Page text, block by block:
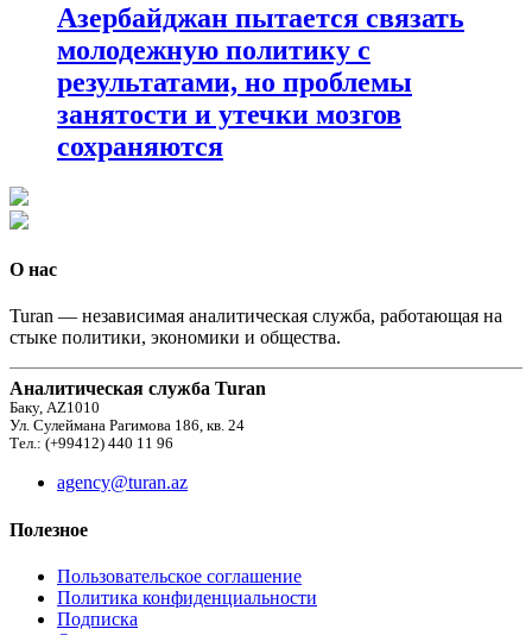
Азербайджан пытается связать
молодежную политику с
результатами, но проблемы
занятости и утечки мозгов
сохраняются
О нас
Turan — независимая аналитическая служба, работающая на
стыке политики, экономики и общества.
Аналитическая служба Turan
Баку, AZ1010
Ул. Сулеймана Рагимова 186, кв. 24
Тел.: (+99412) 440 11 96
agency@turan.az
Полезное
Пользовательское соглашение
Политика конфиденциальности
Подписка